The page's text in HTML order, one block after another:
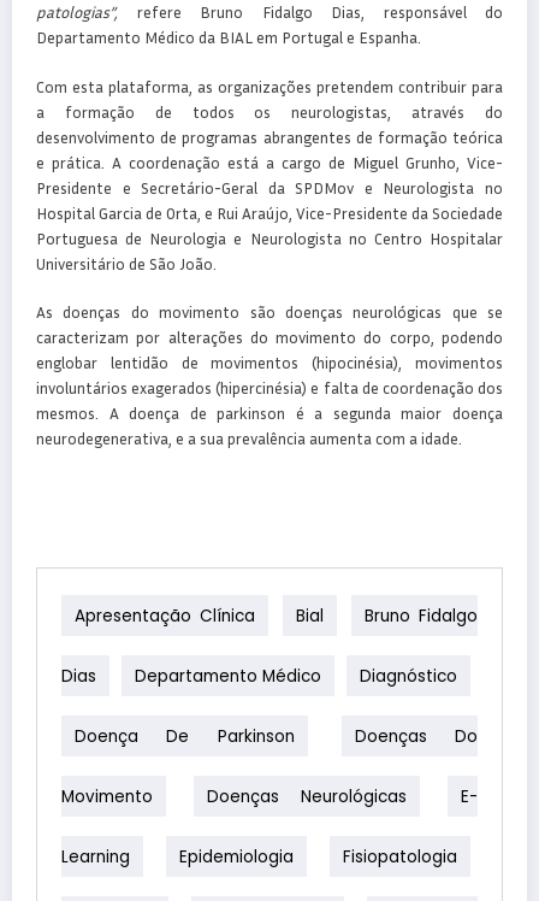
patologias”, refere Bruno Fidalgo Dias, responsável do
Departamento Médico da BIAL em Portugal e Espanha.
Com esta plataforma, as organizações pretendem contribuir para
a formação de todos os neurologistas, através do
desenvolvimento de programas abrangentes de formação teórica
e prática. A coordenação está a cargo de Miguel Grunho, Vice-
Presidente e Secretário-Geral da SPDMov e Neurologista no
Hospital Garcia de Orta, e Rui Araújo, Vice-Presidente da Sociedade
Portuguesa de Neurologia e Neurologista no Centro Hospitalar
Universitário de São João.
As doenças do movimento são doenças neurológicas que se
caracterizam por alterações do movimento do corpo, podendo
englobar lentidão de movimentos (hipocinésia), movimentos
involuntários exagerados (hipercinésia) e falta de coordenação dos
mesmos. A doença de parkinson é a segunda maior doença
neurodegenerativa, e a sua prevalência aumenta com a idade.
Apresentação Clínica Bial Bruno Fidalgo
Dias Departamento Médico Diagnóstico
Doença De Parkinson Doenças Do
Movimento Doenças Neurológicas E-
Learning Epidemiologia Fisiopatologia